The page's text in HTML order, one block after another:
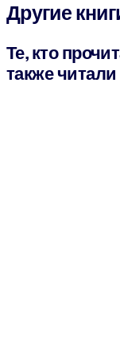
Другие
Те, кто
также читали